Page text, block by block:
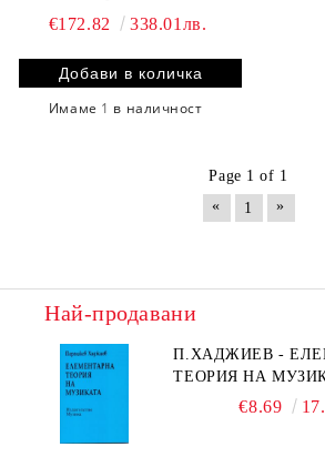
€172.82
338.01лв.
Имаме 1 в наличност
Page 1 of 1
«
1 »
Най-продавани
П.ХАДЖИЕВ -
ТЕОРИЯ НА
€8.69